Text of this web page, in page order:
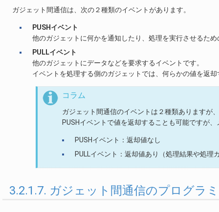
ガジェット間通信は、次の２種類のイベントがあります。
PUSHイベント
他のガジェットに何かを通知したり、処理を実行させるた
PULLイベント
他のガジェットにデータなどを要求するイベントです。
イベントを処理する側のガジェットでは、何らかの値を返
コラム
ガジェット間通信のイベントは２種類ありますが
PUSHイベントで値を返却することも可能ですが
PUSHイベント：返却値なし
PULLイベント：返却値あり（処理結果や処理
3.2.1.7. ガジェット間通信のプログラ